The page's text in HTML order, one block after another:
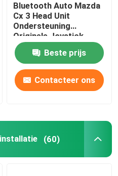
Bluetooth Auto Mazda
Cx 3 Head Unit
Ondersteuning
Originele Joystick
Draadloze Carplay 4G
Beste prijs
Contacteer ons
(60)